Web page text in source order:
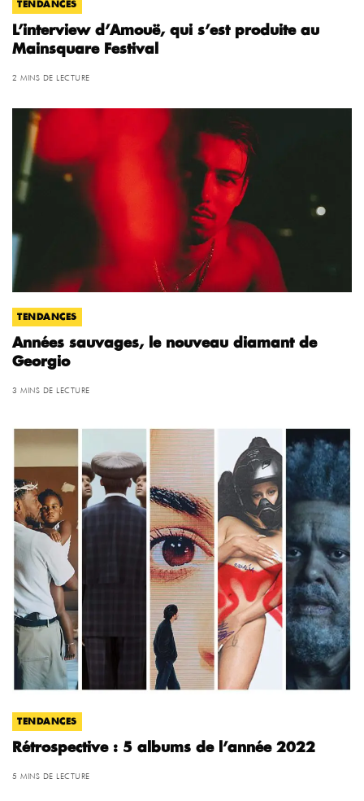
TENDANCES
L’interview d’Amouë, qui s’est produite au
Mainsquare Festival
2 MINS DE LECTURE
TENDANCES
Années sauvages, le nouveau diamant de
Georgio
3 MINS DE LECTURE
TENDANCES
Rétrospective : 5 albums de l’année 2022
5 MINS DE LECTURE